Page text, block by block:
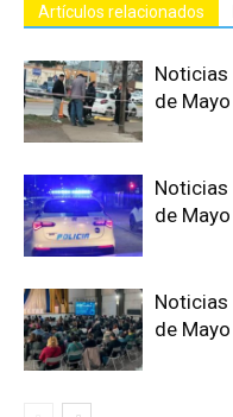
Artículos relacionados
Noticias
de
Noticias
de
Noticias
de